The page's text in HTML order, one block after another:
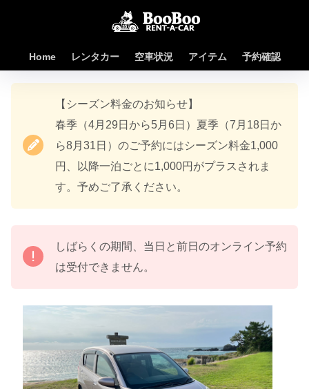
Home レンタカー 空車状況 アイテム 予約確認
【シーズン料金のお知らせ】
春季（4月29日から5月6日）夏季（7月18日か
ら8月31日）のご予約にはシーズン料金1,000
円、以降一泊ごとに1,000円がプラスされま
す。予めご了承ください。
しばらくの期間、当日と前日のオンライン予約
は受付できません。